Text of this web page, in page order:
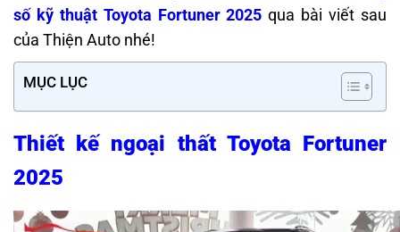
số kỹ thuật Toyota Fortuner 2025 qua bài viết sau
của Thiện Auto nhé!
MỤC LỤC
Thiết kế ngoại thất Toyota Fortuner
2025